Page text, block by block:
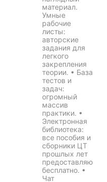
материал.
Умные
рабочие
листы:
авторские
задания для
легкого
закрепления
теории. • База
тестов и
задач:
огромный
массив
практики. •
Электронная
библиотека:
все пособия и
сборники ЦТ
прошлых лет
предоставляю
бесплатно. •
Чат